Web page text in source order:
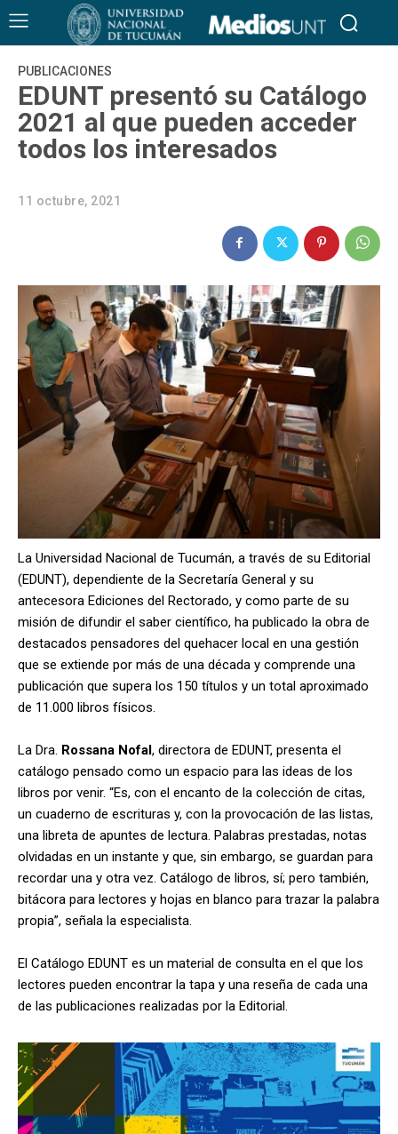
PUBLICACIONES
EDUNT presentó su Catálogo
2021 al que pueden acceder
todos los interesados
11 octubre, 2021
La Universidad Nacional de Tucumán, a través de su Editorial
(EDUNT), dependiente de la Secretaría General y su
antecesora Ediciones del Rectorado, y como parte de su
misión de difundir el saber científico, ha publicado la obra de
destacados pensadores del quehacer local en una gestión
que se extiende por más de una década y comprende una
publicación que supera los 150 títulos y un total aproximado
de 11.000 libros físicos.
La Dra. Rossana Nofal, directora de EDUNT, presenta el
catálogo pensado como un espacio para las ideas de los
libros por venir. “Es, con el encanto de la colección de citas,
un cuaderno de escrituras y, con la provocación de las listas,
una libreta de apuntes de lectura. Palabras prestadas, notas
olvidadas en un instante y que, sin embargo, se guardan para
recordar una y otra vez. Catálogo de libros, sí; pero también,
bitácora para lectores y hojas en blanco para trazar la palabra
propia”, señala la especialista.
El Catálogo EDUNT es un material de consulta en el que los
lectores pueden encontrar la tapa y una reseña de cada una
de las publicaciones realizadas por la Editorial.